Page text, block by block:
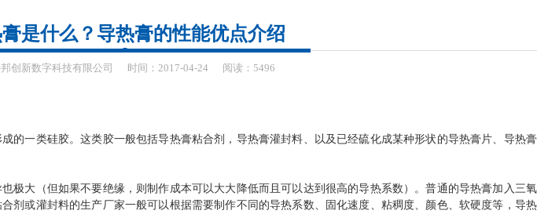
是什么？导热膏的性能优点介绍
创新数字科技有限公司 时间：2017-04-24 阅读：5496
的一类硅胶。这类胶一般包括导热膏粘合剂，导热膏灌封料、以及已经硫化成某种形状的导热膏片、导热膏
极大（但如果不要绝缘，则制作成本可以大大降低而且可以达到很高的导热系数）。普通的导热膏加入三氧
剂或灌封料的生产厂家一般可以根据需要制作不同的导热系数、固化速度、粘稠度、颜色、软硬度等，导热